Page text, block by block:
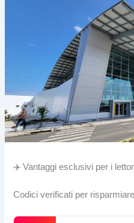
✈️ Vantaggi esclusivi per i
Codici verificati per